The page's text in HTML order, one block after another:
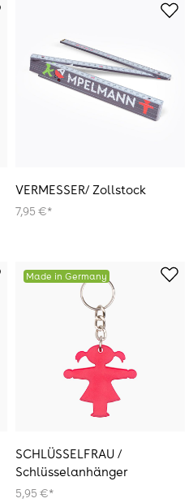
VERMESSER/ Zollstock
7,95 €*
Made in Germany
SCHLÜSSELFRAU /
Schlüsselanhänger
5,95 €*